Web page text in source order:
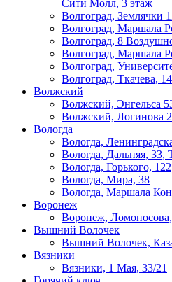
Сити Молл, 3 этаж
Волгоград, Землячки
Волгоград, Маршала
Волгоград, 8
Волгоград, Маршала
Волгоград,
Волгоград, Ткачева,
Волжский
Волжский, Энгельса
Волжский, Логинова
Вологда
Вологда,
Вологда, Дальняя,
Вологда, Горького, 122
Вологда, Мира, 38
Вологда, Маршала
Воронеж
Воронеж,
Вышний Волочек
Вышний Волочек,
Вязники
Вязники, 1 Мая, 33/21